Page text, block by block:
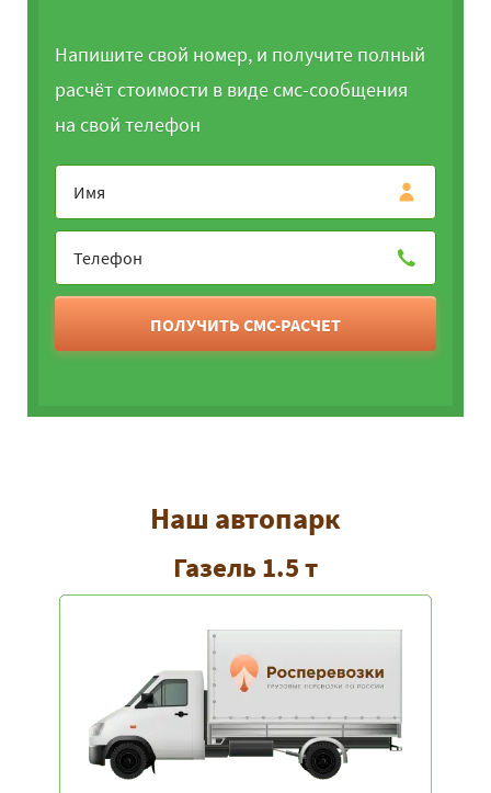
Напишите свой номер, и получите полный
расчёт стоимости в виде смс-сообщения
на свой телефон
ПОЛУЧИТЬ СМС-РАСЧЕТ
Наш автопарк
Газель 1.5 т